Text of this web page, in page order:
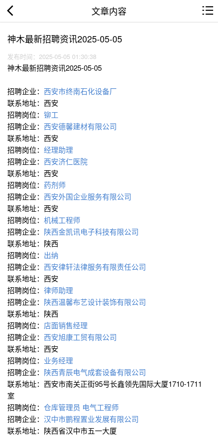
文章内容
神木最新招聘资讯2025-05-05
发布时间：2025-05-05 01:30:38
神木最新招聘资讯2025-05-05
招聘企业： 西安市终南石化设备厂
联系地址：西安
招聘岗位： 铆工
招聘企业： 西安德馨建材有限公司
联系地址：西安
招聘岗位： 经理助理
招聘企业： 西安济仁医院
联系地址：西安
招聘岗位： 药剂师
招聘企业： 西安外国企业服务有限公司
联系地址：西安
招聘岗位： 机械工程师
招聘企业： 陕西金凯讯电子科技有限公司
联系地址：陕西
招聘岗位： 出纳
招聘企业： 西安律轩法律服务有限责任公司
联系地址：西安
招聘岗位： 律师助理
招聘企业： 陕西温馨布艺设计装饰有限公司
联系地址：陕西
招聘岗位： 店面销售经理
招聘企业： 西安旭康工贸有限公司
联系地址：西安
招聘岗位： 业务经理
招聘企业： 陕西青辰电气成套设备有限公司
联系地址：西安市南关正街95号长鑫领先国际大厦1710-1711
室
招聘岗位： 仓库管理员 电气工程师
招聘企业： 汉中市鹏程置业发展有限公司
联系地址：陕西省汉中市五一大厦